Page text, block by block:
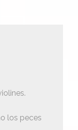
los peces